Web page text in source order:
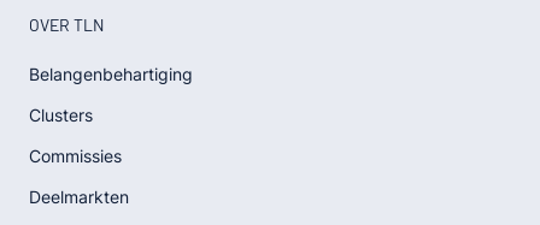
OVER TLN
Belangenbehartiging
Clusters
Commissies
Deelmarkten